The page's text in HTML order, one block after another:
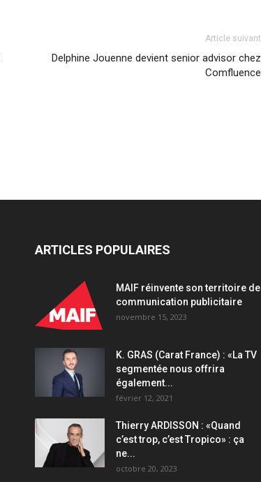
Article suivant
Delphine Jouenne devient senior advisor chez
Comfluence
ARTICLES POPULAIRES
MAIF réinvente son territoire de
communication publicitaire
novembre 15, 2023
K. GRAS (Carat France) : «La TV
segmentée nous offrira
également...
février 12, 2021
Thierry ARDISSON : «Quand
c’est trop, c’est Tropico» : ça
ne...
octobre 20, 2023